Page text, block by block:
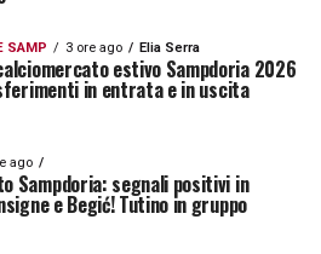
SAMP 3 ore ago Elia Serra
estivo Sampdoria 2026
in entrata e in uscita
ago
Sampdoria: segnali positivi in
e Begić! Tutino in gruppo